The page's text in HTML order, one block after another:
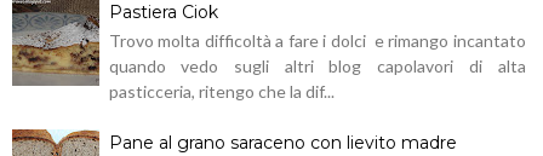
Pastiera Ciok
Trovo molta difficoltà a fare i dolci e rimango incantato
quando vedo sugli altri blog capolavori di alta
pasticceria, ritengo che la dif...
Pane al grano saraceno con lievito madre